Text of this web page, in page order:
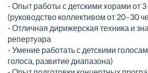
- Опыт работы с детскими хорами от
(руководство коллективом от 20–30
- Отличная дирижерская техника и
репертуара
- Умение работать с детскими
голоса, развитие диапазона)